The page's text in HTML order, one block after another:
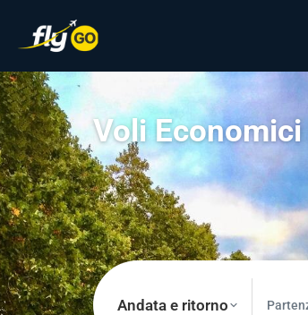
Voli
Andata e ritorno